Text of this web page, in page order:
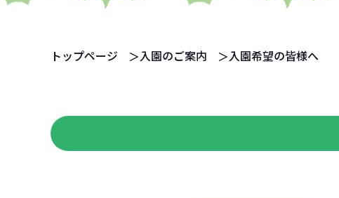
預かり保育
2歳児英才教室
バスルート
トップページ 入園のご案内 入園希望の皆様へ